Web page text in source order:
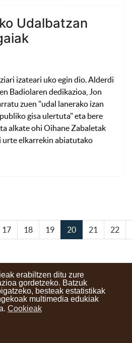
erabiltzen ditu zure
gordetzeko. Batzuk
besteak estatistikak
multimedia edukiak
Cookieak
Udalbatzan
izateari uko egin dio. Alderdi
Badiolaren dedikazioa, Jon
zuen "udal lanerako izan
gisa ulertuta" eta bere
alkate ohi Oihane Zabaletak
urte elkarrekin abiatutako
17 18 19 20 21 22
baldintzak Lege oharra
Berriak
Zure iritzia